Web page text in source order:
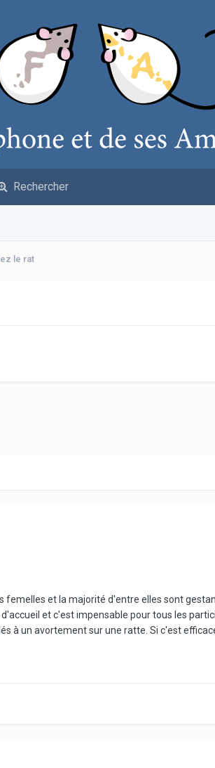
Rechercher
le rat
et la majorité d'entre elles sont
et c'est impensable pour tous les
à un avortement sur une ratte. Si c'est